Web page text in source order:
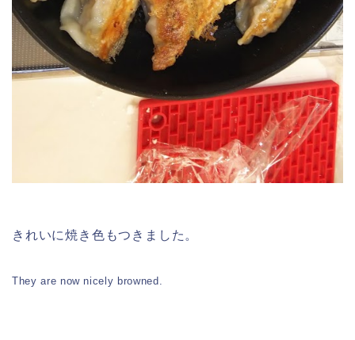
きれいに焼き色もつきました。
They are now nicely browned.